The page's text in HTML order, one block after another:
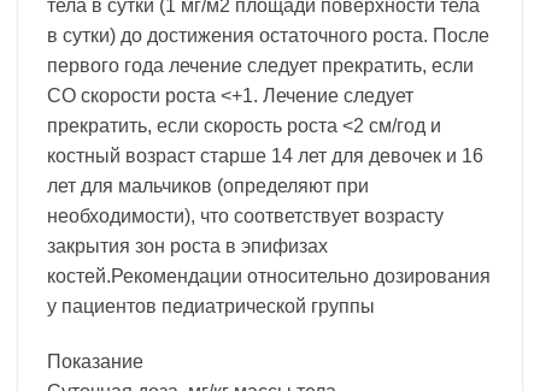
тела в сутки (1 мг/м2 площади поверхности тела
в сутки) до достижения остаточного роста. После
первого года лечение следует прекратить, если
СО скорости роста <+1. Лечение следует
прекратить, если скорость роста <2 см/год и
костный возраст старше 14 лет для девочек и 16
лет для мальчиков (определяют при
необходимости), что соответствует возрасту
закрытия зон роста в эпифизах
костей.Рекомендации относительно дозирования
у пациентов педиатрической группы
Показание